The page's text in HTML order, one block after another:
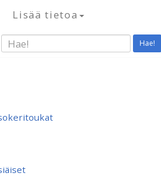
Lisää tietoa
Hae!